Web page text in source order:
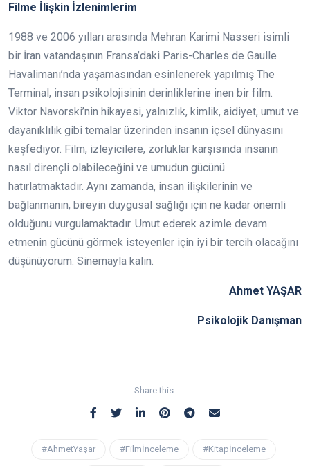
Filme İlişkin İzlenimlerim
1988 ve 2006 yılları arasında Mehran Karimi Nasseri isimli
bir İran vatandaşının Fransa’daki Paris-Charles de Gaulle
Havalimanı’nda yaşamasından esinlenerek yapılmış The
Terminal, insan psikolojisinin derinliklerine inen bir film.
Viktor Navorski’nin hikayesi, yalnızlık, kimlik, aidiyet, umut ve
dayanıklılık gibi temalar üzerinden insanın içsel dünyasını
keşfediyor. Film, izleyicilere, zorluklar karşısında insanın
nasıl dirençli olabileceğini ve umudun gücünü
hatırlatmaktadır. Aynı zamanda, insan ilişkilerinin ve
bağlanmanın, bireyin duygusal sağlığı için ne kadar önemli
olduğunu vurgulamaktadır. Umut ederek azimle devam
etmenin gücünü görmek isteyenler için iyi bir tercih olacağını
düşünüyorum. Sinemayla kalın.
Ahmet YAŞAR
Psikolojik Danışman
Share this:
#AhmetYaşar #Filmİnceleme #Kitapİnceleme